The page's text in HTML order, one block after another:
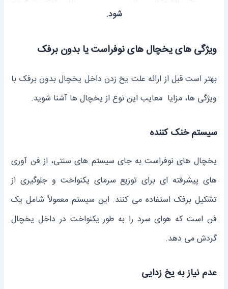
شود.
ویژگی ‌های یخچال های نوفراست یا بدون برفک
بهتر است قبل از ارائه علت یخ زدن داخل یخچال بدون برفک با
ویژگی ها، مزایا معایب این نوع از یخچال ها آشنا شوید.
سیستم خنک ‌کننده
یخچال ‌های نوفراست به جای سیستم ‌های سنتی، از فن ‌آوری
‌های پیشرفته ‌ای برای توزیع سرمای یکنواخت و جلوگیری از
تشکیل برفک استفاده می ‌کنند. این سیستم معمولاً شامل یک
فن است که هوای سرد را به طور یکنواخت در داخل یخچال
گردش می ‌دهد.
عدم نیاز به یخ ‌زدایی